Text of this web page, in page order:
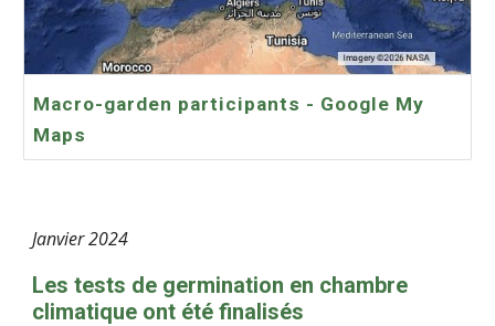
Macro-garden participants - Google My
Maps
Janvier2024
Les tests de germination en chambre
climatique ont été finalisés